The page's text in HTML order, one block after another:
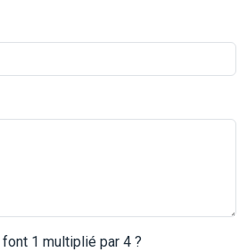
1 multiplié par 4 ?